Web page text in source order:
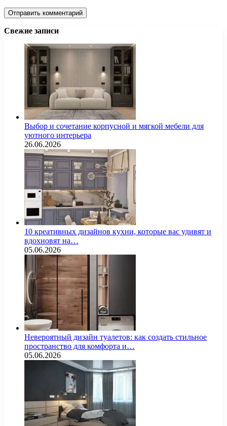
Свежие записи
Выбор и сочетание корпусной и мягкой мебели для
уютного интерьера
26.06.2026
10 креативных дизайнов кухни, которые вас удивят и
вдохновят на…
05.06.2026
Невероятный дизайн туалетов: как создать стильное
пространство для комфорта и…
05.06.2026